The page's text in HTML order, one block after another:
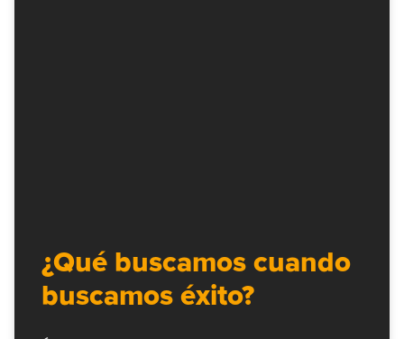
¿Qué buscamos cuando
buscamos éxito?